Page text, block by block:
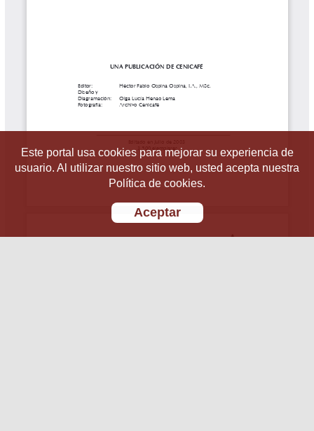
Este portal usa cookies para mejorar su experiencia de
usuario. Al utilizar nuestro sitio web, usted acepta nuestra
Política de cookies.
Aceptar